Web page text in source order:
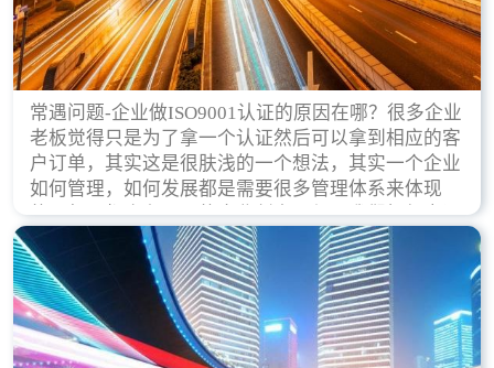
常遇问题-企业做ISO9001认证的原因在哪？很多企业
老板觉得只是为了拿一个认证然后可以拿到相应的客
户订单，其实这是很肤浅的一个想法，其实一个企业
如何管理，如何发展都是需要很多管理体系来体现
的，每天都会有不同的企业创立，但是我们如何去证
实一个企业的合法，有质量保证了？这就是ISO9001
认证体现价值的时候，那么键锋小编就来细说下企业
做ISO9001认证的根本原因。